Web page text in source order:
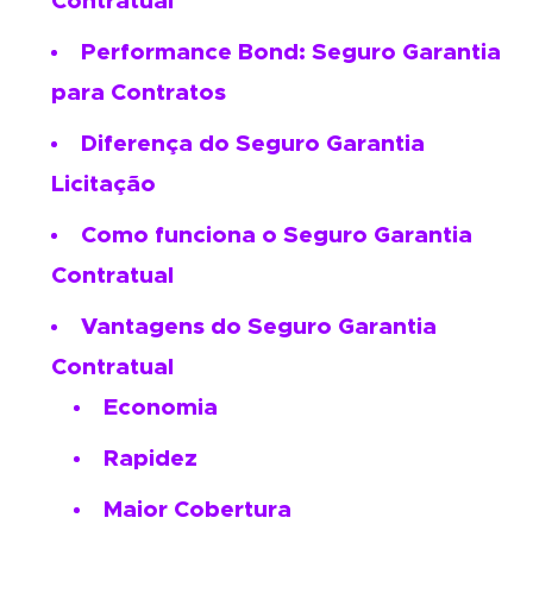
Performance Bond: Seguro Garantia
para Contratos
Diferença do Seguro Garantia
Licitação
Como funciona o Seguro Garantia
Contratual
Vantagens do Seguro Garantia
Contratual
Economia
Rapidez
Maior Cobertura